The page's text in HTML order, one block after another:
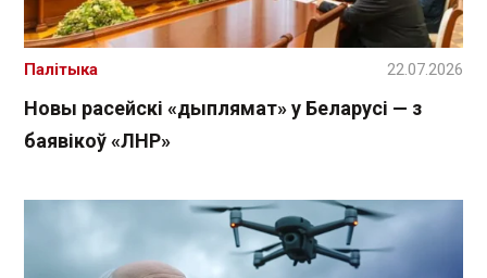
Новы расейскі «дыплямат» у Беларусі — з
баявікоў «ЛНР»
Палітыка 22.07.2026